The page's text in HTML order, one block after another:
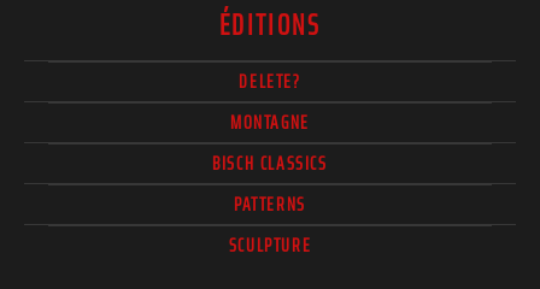
ÉDITIONS
DELETE?
MONTAGNE
BISCH CLASSICS
PATTERNS
SCULPTURE